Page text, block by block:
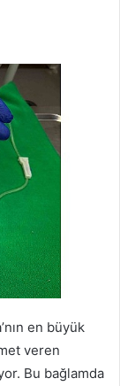
en büyük
veren
Bu bağlamda